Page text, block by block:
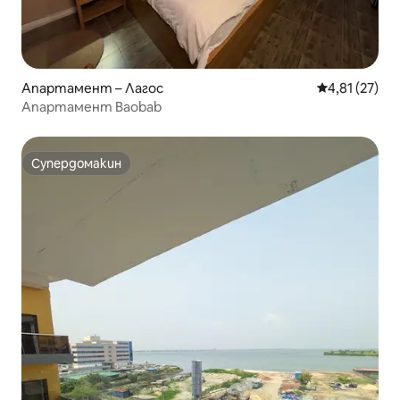
Апартамент – Лагос Средна
4,81 (27)
Апартамент Baobab
Супердомакин
Супердомакин